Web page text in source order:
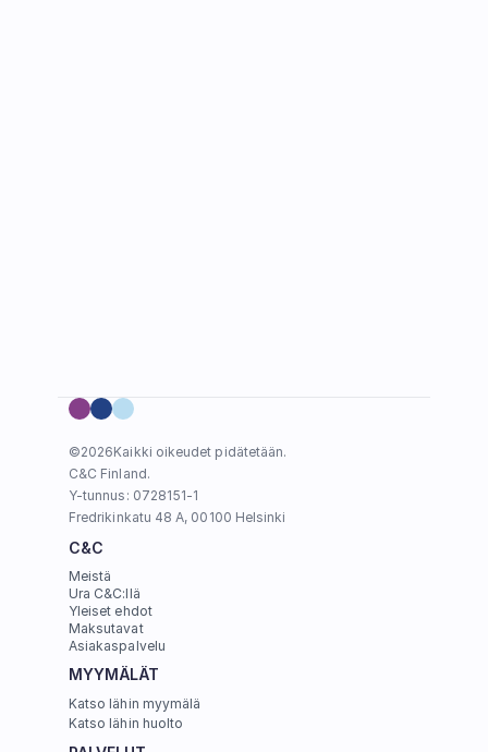
©2026Kaikki oikeudet pidätetään.
C&C Finland.
Y-tunnus: 0728151-1
Fredrikinkatu 48 A, 00100 Helsinki
C&C
Meistä
Ura C&C:llä
Yleiset ehdot
Maksutavat
Asiakaspalvelu
MYYMÄLÄT
Katso lähin myymälä
Katso lähin huolto